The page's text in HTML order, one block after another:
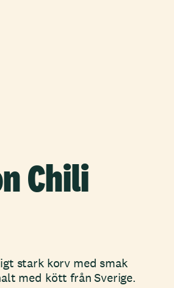
Chili
stark korv med smak
med kött från Sverige.